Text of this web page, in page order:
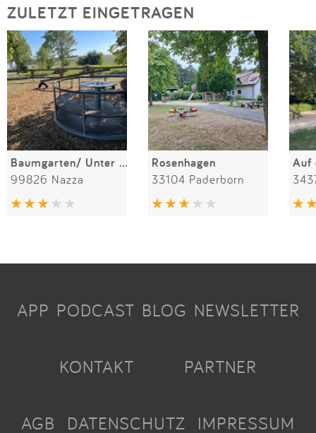
ZULETZT EINGETRAGEN
Baumgarten/ Unter den Linden
99826 Nazza
Rosenhagen
33104 Paderborn
Auf
APP PODCAST BLOG NEWSLETTER
KONTAKT PARTNER
AGB DATENSCHUTZ IMPRESSUM